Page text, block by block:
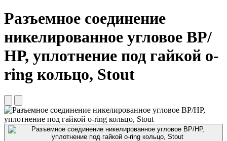
Разъемное соединение
никелированное угловое ВР/
НР, уплотнение под гайкой o-
ring кольцо, Stout